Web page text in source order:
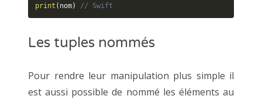
print ( nom) // Swift
Les tuples nommés
Pour rendre leur manipulation plus simple il
est aussi possible de nommé les éléments au